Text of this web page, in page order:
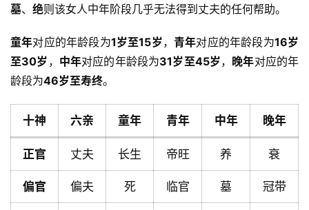
首
墓、 绝则该女人中年阶段几乎无法得到丈夫的任何帮助。
童年对应的年龄段为1岁至15岁，青年对应的年龄段为16岁
至30岁 ， 中年对应的年龄段为31岁至45岁， 晚年对应的年
龄段为46岁至寿终。
十神 六亲 童年 青年 中年 晚年
正官 丈夫 长生 帝旺 养 衰
偏官 偏夫 死 临官 墓 冠带